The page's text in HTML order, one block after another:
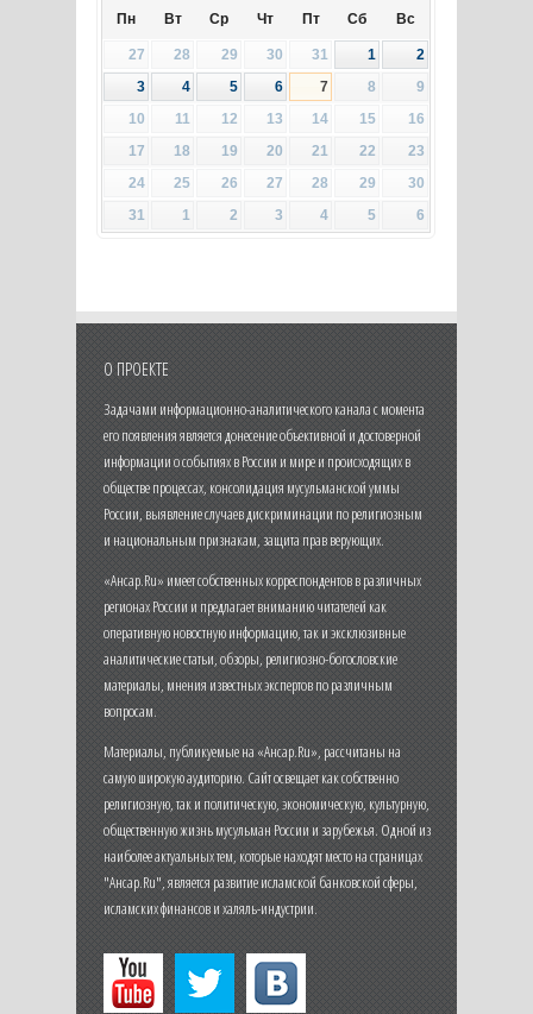
Пн Вт Ср Чт Пт Сб Вс
27 28 29 30 31 1
2
3
4 5 6 7 8
9
10
11 12 13 14 15
16
17
18 19 20 21 22
23
24
25 26 27 28 29
30
31
1 2 3 4 5 6
О ПРОЕКТЕ
Задачами информационно-аналитического канала с момента
его появления является донесение объективной и достоверной
информации о событиях в России и мире и происходящих в
обществе процессах, консолидация мусульманской уммы
России, выявление случаев дискриминации по религиозным
и национальным признакам, защита прав верующих.
«Ансар.Ru» имеет собственных корреспондентов в различных
регионах России и предлагает вниманию читателей как
оперативную новостную информацию, так и эксклюзивные
аналитические статьи, обзоры, религиозно-богословские
материалы, мнения известных экспертов по различным
вопросам.
Материалы, публикуемые на «Ансар.Ru», рассчитаны на
самую широкую аудиторию. Сайт освещает как собственно
религиозную, так и политическую, экономическую, культурную,
общественную жизнь мусульман России и зарубежья. Одной из
наиболее актуальных тем, которые находят место на страницах
"Ансар.Ru", является развитие исламской банковской сферы,
исламских финансов и халяль-индустрии.